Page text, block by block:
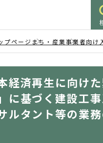
プページ まち・産業事業者向け
経済再生に向け
に基づく建設工
ルタント等の業